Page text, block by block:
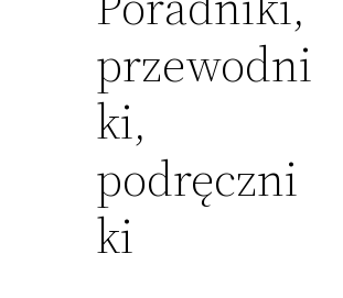
przewodni
ki,
podręczni
ki